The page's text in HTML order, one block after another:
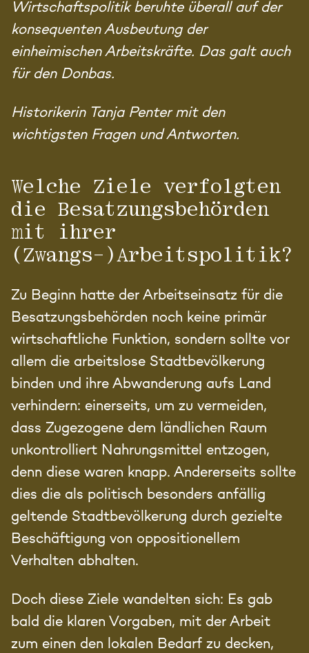
Wirtschaftspolitik beruhte überall auf der
konsequenten Ausbeutung der
einheimischen Arbeitskräfte. Das galt auch
für den Donbas.
Historikerin Tanja Penter mit den
wichtigsten Fragen und Antworten.
Welche Ziele verfolgten
die Besatzungsbehörden
mit ihrer
(Zwangs-)Arbeitspolitik?
Zu Beginn hatte der Arbeitseinsatz für die
Besatzungsbehörden noch keine primär
wirtschaftliche Funktion, sondern sollte vor
allem die arbeitslose Stadtbevölkerung
binden und ihre Abwanderung aufs Land
verhindern: einerseits, um zu vermeiden,
dass Zugezogene dem ländlichen Raum
unkontrolliert Nahrungsmittel entzogen,
denn diese waren knapp. Andererseits sollte
dies die als politisch besonders anfällig
geltende Stadtbevölkerung durch gezielte
Beschäftigung von oppositionellem
Verhalten abhalten.
Doch diese Ziele wandelten sich: Es gab
bald die klaren Vorgaben, mit der Arbeit
zum einen den lokalen Bedarf zu decken,